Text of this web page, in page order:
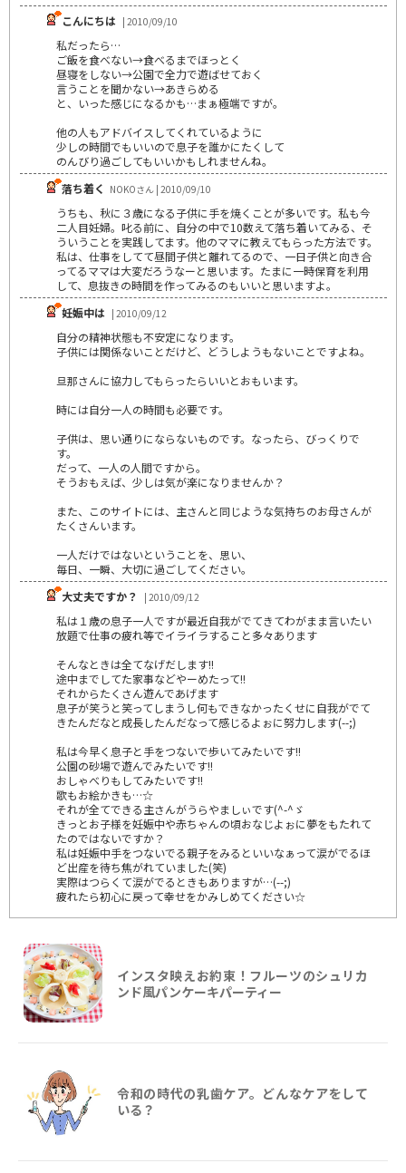
こんにちは | 2010/09/10
私だったら…
ご飯を食べない→食べるまでほっとく
昼寝をしない→公園で全力で遊ばせておく
言うことを聞かない→あきらめる
と、いった感じになるかも…まぁ極端ですが。
他の人もアドバイスしてくれているように
少しの時間でもいいので息子を誰かにたくして
のんびり過ごしてもいいかもしれませんね。
落ち着く NOKOさん | 2010/09/10
うちも、秋に３歳になる子供に手を焼くことが多いです。私も今
二人目妊婦。叱る前に、自分の中で10数えて落ち着いてみる、そ
ういうことを実践してます。他のママに教えてもらった方法です。
私は、仕事をしてて昼間子供と離れてるので、一日子供と向き合
ってるママは大変だろうなーと思います。たまに一時保育を利用
して、息抜きの時間を作ってみるのもいいと思いますよ。
妊娠中は | 2010/09/12
自分の精神状態も不安定になります。
子供には関係ないことだけど、どうしようもないことですよね。
旦那さんに協力してもらったらいいとおもいます。
時には自分一人の時間も必要です。
子供は、思い通りにならないものです。なったら、びっくりで
す。
だって、一人の人間ですから。
そうおもえば、少しは気が楽になりませんか？
また、このサイトには、主さんと同じような気持ちのお母さんが
たくさんいます。
一人だけではないということを、思い、
毎日、一瞬、大切に過ごしてください。
大丈夫ですか？
| 2010/09/12
私は１歳の息子一人ですが最近自我がでてきてわがまま言いたい
放題で仕事の疲れ等でイライラすること多々あります
そんなときは全てなげだします!!
途中までしてた家事などやーめたって!!
それからたくさん遊んであげます
息子が笑うと笑ってしまうし何もできなかったくせに自我がでて
きたんだなと成長したんだなって感じるよぉに努力します(--;)
私は今早く息子と手をつないで歩いてみたいです!!
公園の砂場で遊んでみたいです!!
おしゃべりもしてみたいです!!
歌もお絵かきも…☆
それが全てできる主さんがうらやましぃです(^-^ゞ
きっとお子様を妊娠中や赤ちゃんの頃おなじよぉに夢をもたれて
たのではないですか？
私は妊娠中手をつないでる親子をみるといいなぁって涙がでるほ
ど出産を待ち焦がれていました(笑)
実際はつらくて涙がでるときもありますが…(--;)
疲れたら初心に戻って幸せをかみしめてください☆
インスタ映えお約束！フルーツのシュリカ
ンド風パンケーキパーティー
令和の時代の乳歯ケア。どんなケアをして
いる？